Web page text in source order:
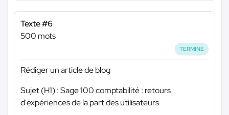
Texte #6
500 mots
TERMINÉ
Rédiger un article de blog
Sujet (H1) : Sage 100 comptabilité : retours
d'expériences de la part des utilisateurs